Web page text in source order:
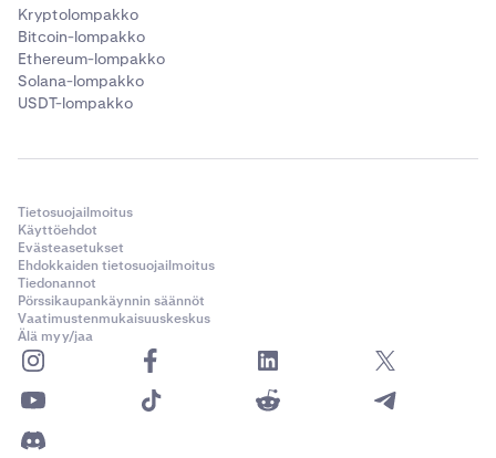
Kryptolompakko
Bitcoin-lompakko
Ethereum-lompakko
Solana-lompakko
USDT-lompakko
Tietosuojailmoitus
Käyttöehdot
Evästeasetukset
Ehdokkaiden tietosuojailmoitus
Tiedonannot
Pörssikaupankäynnin säännöt
Vaatimustenmukaisuuskeskus
Älä myy/jaa